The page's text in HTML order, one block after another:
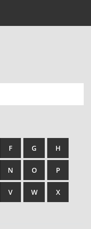
F G H
N O P
V W X